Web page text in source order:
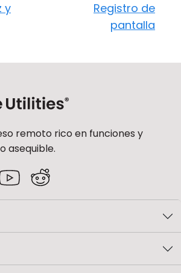
y
Registro de
pantalla
remoto rico en funciones y
asequible.